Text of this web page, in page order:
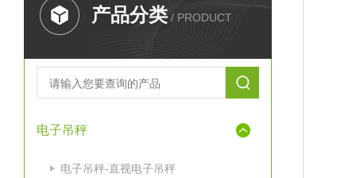
产品分类 / PRODUCT
电子吊秤
电子吊秤-直视电子吊秤